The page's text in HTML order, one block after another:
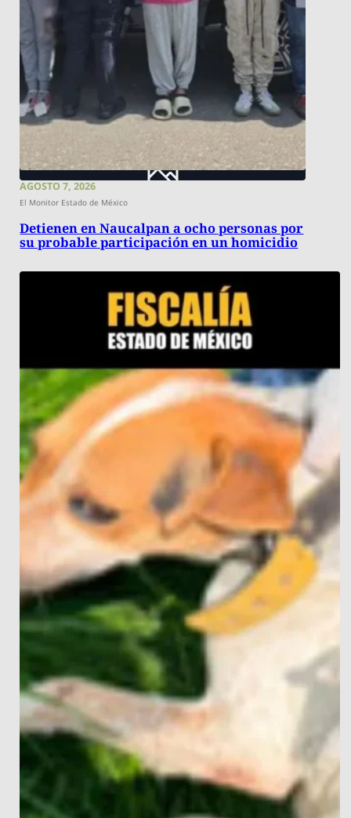
AGOSTO 7, 2026
El Monitor Estado de México
Detienen en Naucalpan a ocho personas por
su probable participación en un homicidio